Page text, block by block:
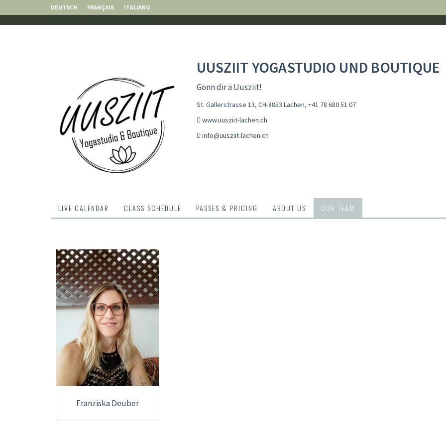
DEUTSCH FRANÇAIS ITALIANO
UUSZIIT YOGASTUDIO UND BOUTIQUE
Gönn dir ä Uusziit!
St. Gallerstrasse 13, CH-8853 Lachen, +41 78 680 51 07
www.uusziit-lachen.ch
info@uusziit-lachen.ch
LIVE CALENDAR CLASS SCHEDULE PASSES & PRICING ABOUT US OUR TEAM
Franziska Deuber